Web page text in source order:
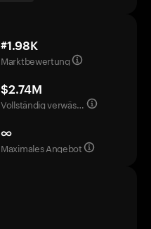
#1.98K
Marktbewertung
$2.74M
Vollständig verwässerte Bewertung
∞
Maximales Angebot